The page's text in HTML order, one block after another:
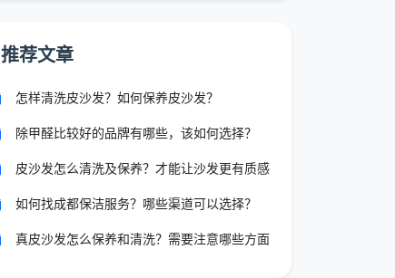
推荐文章
怎样清洗皮沙发？如何保养皮沙发？
除甲醛比较好的品牌有哪些，该如何选择？
皮沙发怎么清洗及保养？才能让沙发更有质感
如何找成都保洁服务？哪些渠道可以选择？
真皮沙发怎么保养和清洗？需要注意哪些方面